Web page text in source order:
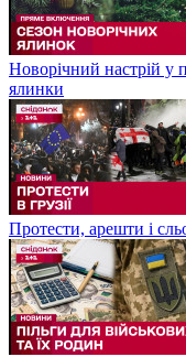
Новорічний настрій у
ялинки
Протести, арешти і